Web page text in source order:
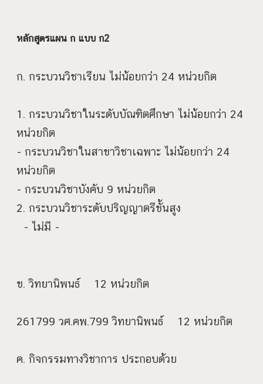
หลักสูตรแผน ก แบบ ก2
ก. กระบวนวิชาเรียน ไม่น้อยกว่า 24 หน่วยกิต
1. กระบวนวิชาในระดับบัณฑิตศึกษา ไม่น้อยกว่า 24
หน่วยกิต
- กระบวนวิชาในสาขาวิชาเฉพาะ ไม่น้อยกว่า 24
หน่วยกิต
​- กระบวนวิชาบังคับ 9 หน่วยกิต
2. กระบวนวิชาระดับปริญญาตรีขั้นสูง
- ไม่มี -
ข. วิทยานิพนธ์ 12 หน่วยกิต
261799 วศ.คพ.799 วิทยานิพนธ์ 12 หน่วยกิต
ค. กิจกรรมทางวิชาการ ประกอบด้วย